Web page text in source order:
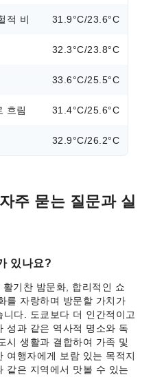
적 비 31.9°C/23.6°C
32.3°C/23.8°C
33.6°C/25.5°C
흐림 31.4°C/25.6°C
32.9°C/26.2°C
주 묻는 질문과 실
있나요?
기찬 밤문화, 합리적인 쇼
를 자랑하며 방문할 가치가
다. 도쿄보다 더 인간적이고
성과 같은 역사적 명소와 독
시 생활과 결합하여 가족 및
여행자에게 보람 있는 목적지
같은 지역에서 맛볼 수 있는